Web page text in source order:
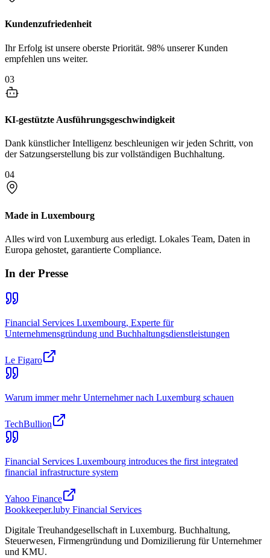
Kundenzufriedenheit
Ihr Erfolg ist unsere oberste Priorität. 98% unserer Kunden
empfehlen uns weiter.
03
KI-gestützte Ausführungsgeschwindigkeit
Dank künstlicher Intelligenz beschleunigen wir jeden Schritt, von
der Satzungserstellung bis zur vollständigen Buchhaltung.
04
Made in Luxembourg
Alles wird von Luxemburg aus erledigt. Lokales Team, Daten in
Europa gehostet, garantierte Compliance.
In der Presse
Financial Services Luxembourg, Experte für
Unternehmensgründung und Buchhaltungsdienstleistungen
Le Figaro
Warum immer mehr Unternehmer nach Luxemburg schauen
TechBullion
Financial Services Luxembourg introduces the first integrated
financial infrastructure system
Yahoo Finance
Bookkeeper.luby Financial Services
Digitale Treuhandgesellschaft in Luxemburg. Buchhaltung,
Steuerwesen, Firmengründung und Domizilierung für Unternehmer
und KMU.